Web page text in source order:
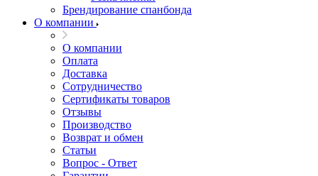
Брендирование спанбонда
О компании
О компании
Оплата
Доставка
Сотрудничество
Сертификаты товаров
Отзывы
Производство
Возврат и обмен
Статьи
Вопрос - Ответ